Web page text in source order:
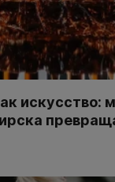
искусство: